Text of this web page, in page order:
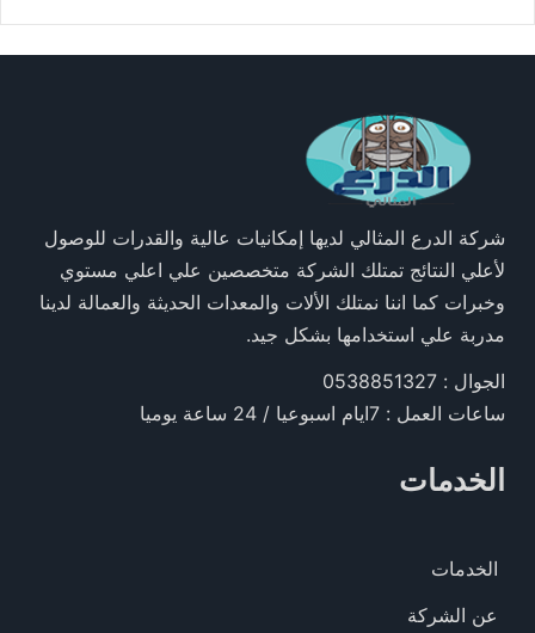
شركة الدرع المثالي لديها إمكانيات عالية والقدرات للوصول
لأعلي النتائج تمتلك الشركة متخصصين علي اعلي مستوي
وخبرات كما اننا نمتلك الألات والمعدات الحديثة والعمالة لدينا
مدربة علي استخدامها بشكل جيد.
الجوال : 0538851327
ساعات العمل : 7ايام اسبوعيا / 24 ساعة يوميا
الخدمات
الخدمات
عن الشركة